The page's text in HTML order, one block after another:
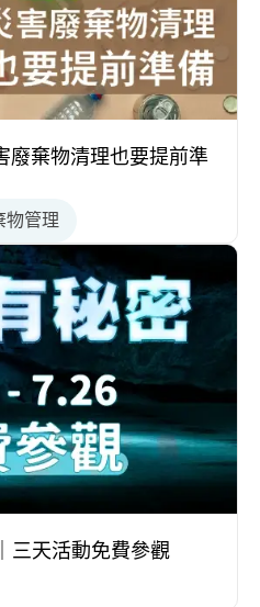
廢棄物清理也要提前準
物管理
三天活動免費參觀